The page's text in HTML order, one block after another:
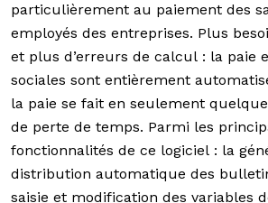
particulièrement au paiement des
employés des entreprises. Plus
et plus d’erreurs de calcul : la paie
sociales sont entièrement
la paie se fait en seulement
de perte de temps. Parmi les
fonctionnalités de ce logiciel : la
distribution automatique des
saisie et modification des variables